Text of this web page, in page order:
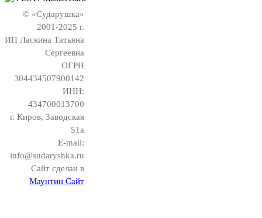
© «Сударушка»
2001-2025 г.
ИП Ласкина Татьяна
Сергеевна
ОГРН
304434507900142
ИНН:
434700013700
г. Киров, Заводская
51а
E-mail:
info@sudaryshka.ru
Сайт сделан в
Маунтин Сайт